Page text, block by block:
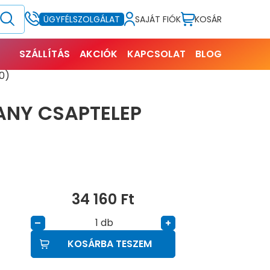
ÜGYFÉLSZOLGÁLAT SAJÁT FIÓK KOSÁR
SZÁLLÍTÁS AKCIÓK KAPCSOLAT
BLOG
CSAPTELEP
34 160 Ft
– db
+
KOSÁRBA TESZEM